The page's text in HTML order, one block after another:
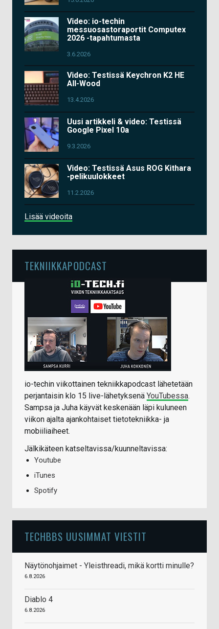
Video: io-techin
messuosastoraportit Computex
2026 -tapahtumasta
3.6.2026
Video: Testissä Keychron K2 HE
All-Wood
13.4.2026
Uusi artikkeli & video: Testissä
Google Pixel 10a
9.3.2026
Video: Testissä Asus ROG Kithara
-pelikuulokkeet
11.2.2026
Lisää videoita
TEKNIIKKAPODCAST
io-techin viikottainen tekniikkapodcast lähetetään
perjantaisin klo 15 live-lähetyksenä YouTubessa.
Sampsa ja Juha käyvät keskenään läpi kuluneen
viikon ajalta ajankohtaiset tietotekniikka- ja
mobiiliaiheet.
Jälkikäteen katseltavissa/kuunneltavissa:
Youtube
iTunes
Spotify
TECHBBS UUSIMMAT VIESTIT
Näytönohjaimet - Yleisthreadi, mikä kortti minulle?
6.8.2026
Diablo 4
6.8.2026